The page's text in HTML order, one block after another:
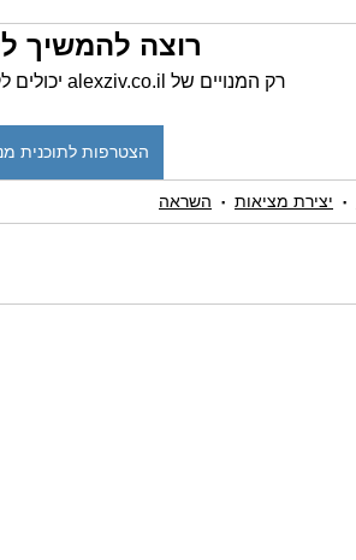
רוצה להמשיך
רק המנויים של alexziv.co.il יכולים לקרוא את הפוסט הזה.
הצטרפות לתוכנית
יצירת מציאות השראה